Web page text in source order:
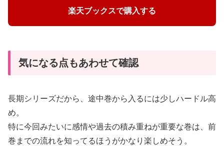
楽天ブックスで購入する
気になる点もあわせて確認
長期シリーズだから、途中巻から入るには少しハードル高
め。
特に今回みたいに感情や過去の積み重ねが重要な巻は、前
巻までの流れを知ってるほうがかなり楽しめそう。